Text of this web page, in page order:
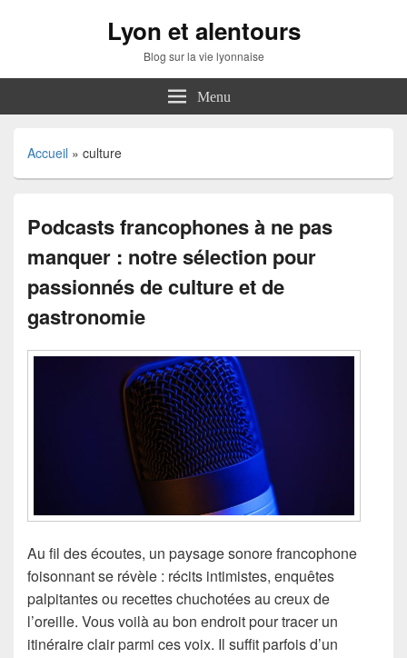
Lyon et alentours
Blog sur la vie lyonnaise
Menu
Accueil » culture
Podcasts francophones à ne pas
manquer : notre sélection pour
passionnés de culture et de
gastronomie
Au fil des écoutes, un paysage sonore francophone
foisonnant se révèle : récits intimistes, enquêtes
palpitantes ou recettes chuchotées au creux de
l’oreille. Vous voilà au bon endroit pour tracer un
itinéraire clair parmi ces voix. Il suffit parfois d’un